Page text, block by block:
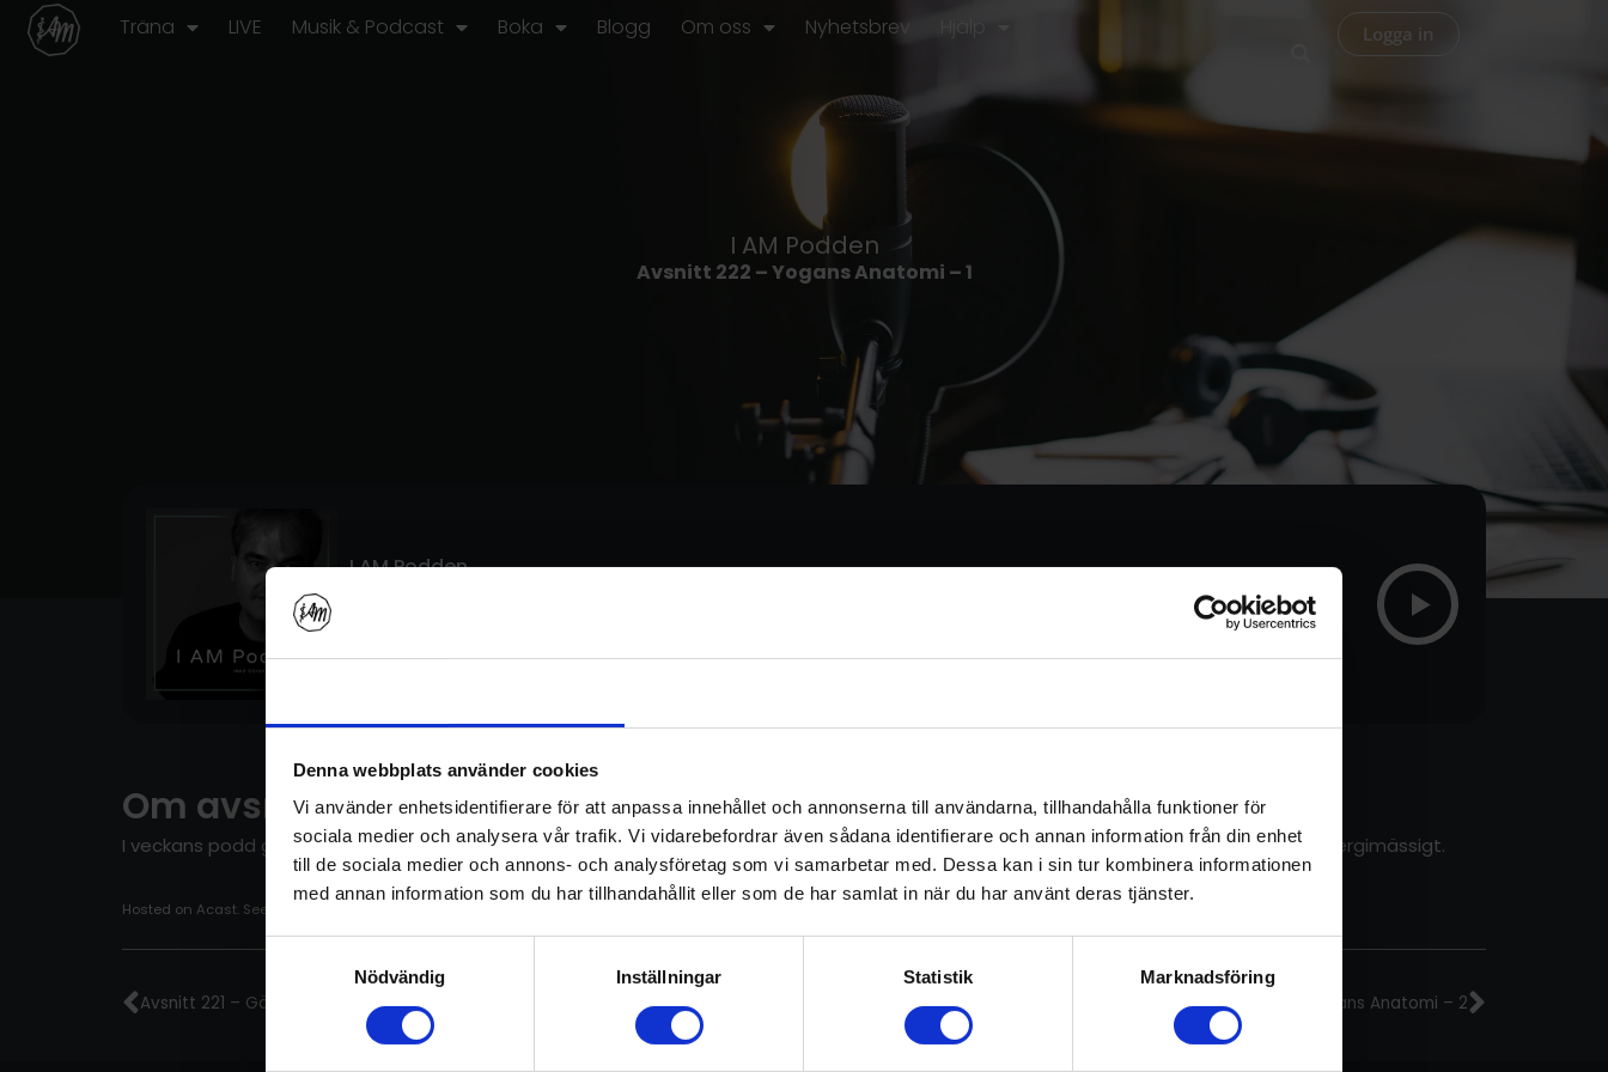
Denna webbplats använder cookies
Vi använder enhetsidentifierare för att anpassa innehållet och annonserna till användarna, tillhandahålla funktioner för
sociala medier och analysera vår trafik. Vi vidarebefordrar även sådana identifierare och annan information från din enhet
till de sociala medier och annons- och analysföretag som vi samarbetar med. Dessa kan i sin tur kombinera informationen
med annan information som du har tillhandahållit eller som de har samlat in när du har använt deras tjänster.
Samtyckesval
Nödvändig
Inställningar Statistik Marknadsföring
Hoppa
Träna LIVE Musik & Podcast Boka Blogg Om oss Nyhetsbrev Hjälp Logga in
I AM Podden
Avsnitt 222 – Yogans Anatomi – 1
I AM Podden
Om avsnittet
I veckans podd går Göran igenom vad som händer i oss när du gör en yogaövning, ett yogapass – fysiskt, mentalt, emotionellt – och energimässigt.
Hosted on Acast. See
Föregående
Avsnitt 221 – Gömda Minnen Avsnitt 223 – Yogans Anatomi – 2
Nästa